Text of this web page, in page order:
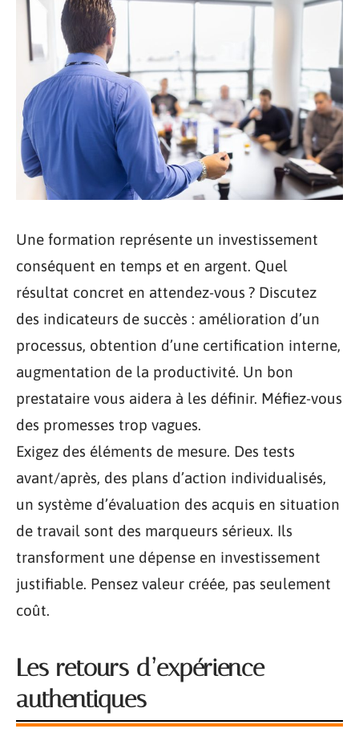
Une formation représente un investissement
conséquent en temps et en argent. Quel
résultat concret en attendez-vous ? Discutez
des indicateurs de succès : amélioration d’un
processus, obtention d’une certification interne,
augmentation de la productivité. Un bon
prestataire vous aidera à les définir. Méfiez-vous
des promesses trop vagues.
Exigez des éléments de mesure. Des tests
avant/après, des plans d’action individualisés,
un système d’évaluation des acquis en situation
de travail sont des marqueurs sérieux. Ils
transforment une dépense en investissement
justifiable. Pensez valeur créée, pas seulement
coût.
Les retours d’expérience
authentiques